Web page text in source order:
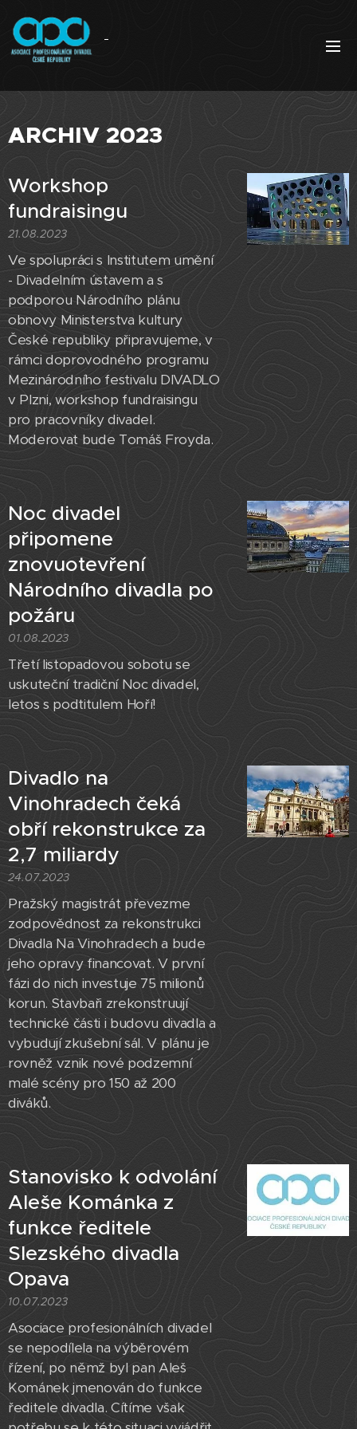
ARCHIV 2023
Workshop
fundraisingu
21.08.2023
Ve spolupráci s Institutem umění
- Divadelním ústavem a s
podporou Národního plánu
obnovy Ministerstva kultury
České republiky připravujeme, v
rámci doprovodného programu
Mezinárodního festivalu DIVADLO
v Plzni, workshop fundraisingu
pro pracovníky divadel.
Moderovat bude Tomáš Froyda.
Noc divadel
připomene
znovuotevření
Národního divadla po
požáru
01.08.2023
Třetí listopadovou sobotu se
uskuteční tradiční Noc divadel,
letos s podtitulem Hoří!
Divadlo na
Vinohradech čeká
obří rekonstrukce za
2,7 miliardy
24.07.2023
Pražský magistrát převezme
zodpovědnost za rekonstrukci
Divadla Na Vinohradech a bude
jeho opravy financovat. V první
fázi do nich investuje 75 milionů
korun. Stavbaři zrekonstruují
technické části i budovu divadla a
vybudují zkušební sál. V plánu je
rovněž vznik nové podzemní
malé scény pro 150 až 200
diváků.
Stanovisko k odvolání
Aleše Kománka z
funkce ředitele
Slezského divadla
Opava
10.07.2023
Asociace profesionálních divadel
se nepodílela na výběrovém
řízení, po němž byl pan Aleš
Kománek jmenován do funkce
ředitele divadla. Cítíme však